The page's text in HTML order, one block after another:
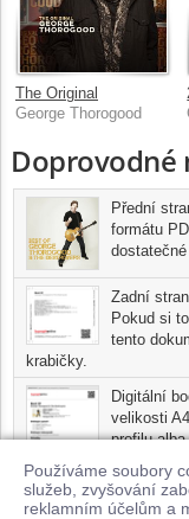
Používáme soubory
služeb, zvyšování
reklamním účelům a
The Original
George Thorogood
Doprovodné
Přední
formátu
Zadní
Pokud si
tento
krabičky.
Digitální
velikosti
profilu
umělců,
skladeb. Digitální